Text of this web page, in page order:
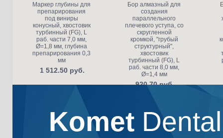
Маркер глубины для
препарирования
под виниры
конусный, хвостовик
турбинный (FG), L
раб. части 7,0 мм,
Ø=1,8 мм, глубина
препарирования 0,3
мм
1 512.50 руб.
Бор алмазный для
создания
параллельного
плечевого уступа, со
скругленной
кромкой, "грубый
структурный",
хвостовик
турбинный (FG), L
раб. части 8,0 мм,
Ø=1,4 мм
920.70 руб.
Komet